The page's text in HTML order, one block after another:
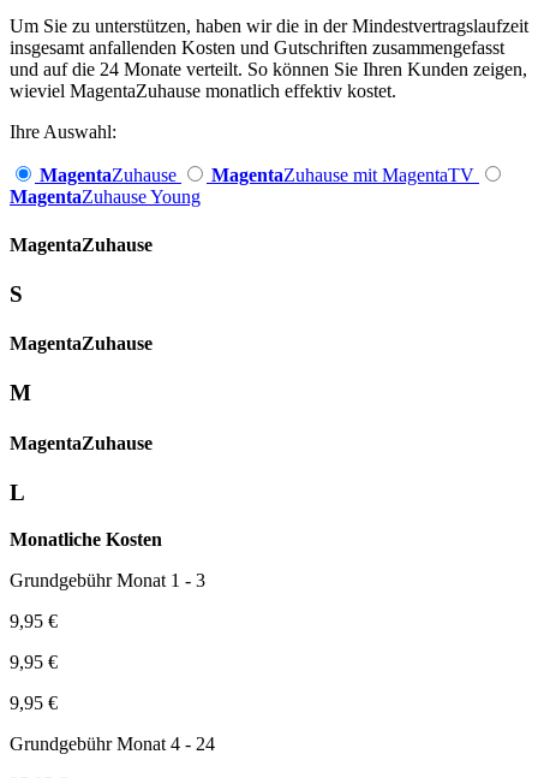
Um Sie zu unterstützen, haben wir die in der Mindestvertragslaufzeit
insgesamt anfallenden Kosten und Gutschriften zusammengefasst
und auf die 24 Monate verteilt. So können Sie Ihren Kunden zeigen,
wieviel MagentaZuhause monatlich effektiv kostet.
Ihre Auswahl:
MagentaZuhause MagentaZuhause mit MagentaTV
MagentaZuhause Young
Magenta­Zuhause
S
Magenta­Zuhause
M
Magenta­Zuhause
L
Monatliche Kosten
Grundgebühr Monat 1 - 3
9,95 €
9,95 €
9,95 €
Grundgebühr Monat 4 - 24